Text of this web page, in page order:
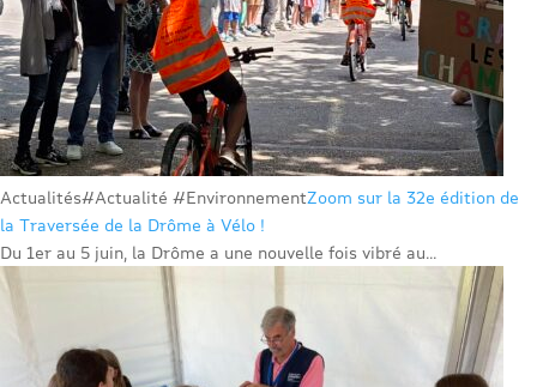
Actualités#Actualité #EnvironnementZoom sur la 32e édition de
la Traversée de la Drôme à Vélo !
Du 1er au 5 juin, la Drôme a une nouvelle fois vibré au...